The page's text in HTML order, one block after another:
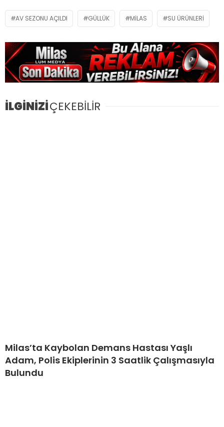
AV SEZONU AÇILDI GÜLLÜK MILAS SU ÜRÜNLERI
İLGİNİZİÇEKEBİLİR
Milas’ta Kaybolan Demans Hastası Yaşlı
Adam, Polis Ekiplerinin 3 Saatlik Çalışmasıyla
Bulundu